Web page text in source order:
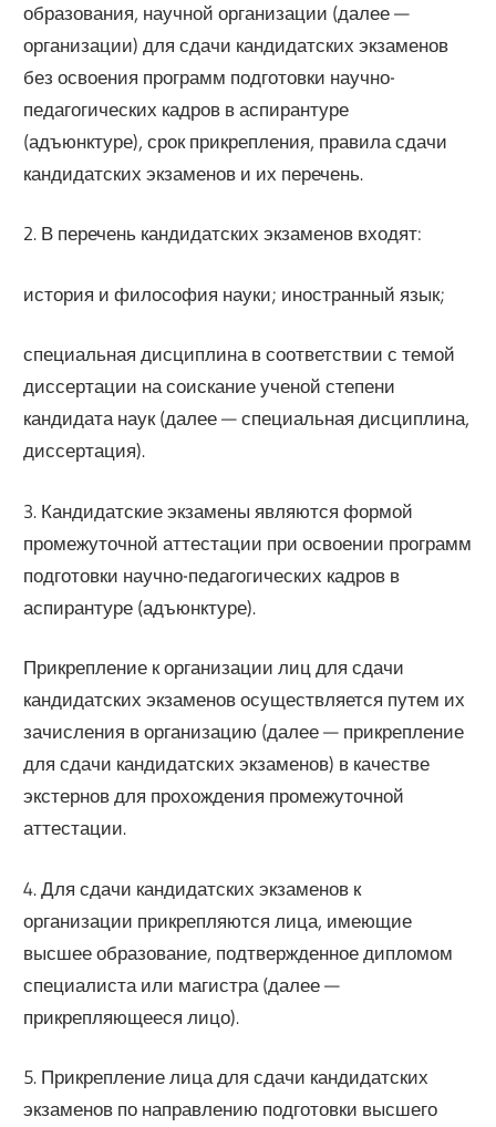
образования, научной организации (далее —
организации) для сдачи кандидатских экзаменов
без освоения программ подготовки научно-
педагогических кадров в аспирантуре
(адъюнктуре), срок прикрепления, правила сдачи
кандидатских экзаменов и их перечень.
2. В перечень кандидатских экзаменов входят:
история и философия науки; иностранный язык;
специальная дисциплина в соответствии с темой
диссертации на соискание ученой степени
кандидата наук (далее — специальная дисциплина,
диссертация).
3. Кандидатские экзамены являются формой
промежуточной аттестации при освоении программ
подготовки научно-педагогических кадров в
аспирантуре (адъюнктуре).
Прикрепление к организации лиц для сдачи
кандидатских экзаменов осуществляется путем их
зачисления в организацию (далее — прикрепление
для сдачи кандидатских экзаменов) в качестве
экстернов для прохождения промежуточной
аттестации.
4. Для сдачи кандидатских экзаменов к
организации прикрепляются лица, имеющие
высшее образование, подтвержденное дипломом
специалиста или магистра (далее —
прикрепляющееся лицо).
5. Прикрепление лица для сдачи кандидатских
экзаменов по направлению подготовки высшего